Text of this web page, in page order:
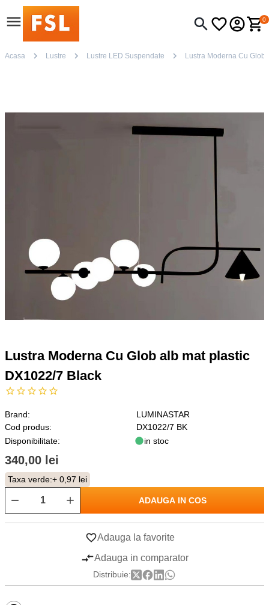
0
Acasa Lustre Lustre LED Suspendate Lustra Moderna Cu Glob
Lustra Moderna Cu Glob alb mat plastic
DX1022/7 Black
Brand:
LUMINASTAR
Cod produs:
DX1022/7 BK
Disponibilitate:
in stoc
340,00 lei
Taxa verde:+ 0,97 lei
ADAUGA IN COS
Adauga la favorite
Adauga in comparator
Distribuie: